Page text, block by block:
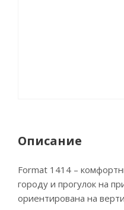
Описание
Format 1414 –
городу и прогулок на
ориентирована на